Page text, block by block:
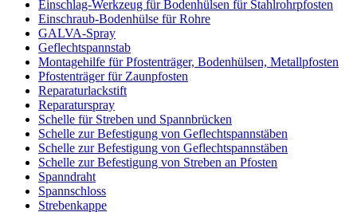
Einschlag-Werkzeug für Bodenhülsen für Stahlrohrpfosten
Einschraub-Bodenhülse für Rohre
GALVA-Spray
Geflechtspannstab
Montagehilfe für Pfostenträger, Bodenhülsen, Metallpfosten
Pfostenträger für Zaunpfosten
Reparaturlackstift
Reparaturspray
Schelle für Streben und Spannbrücken
Schelle zur Befestigung von Geflechtspannstäben
Schelle zur Befestigung von Geflechtspannstäben
Schelle zur Befestigung von Streben an Pfosten
Spanndraht
Spannschloss
Strebenkappe